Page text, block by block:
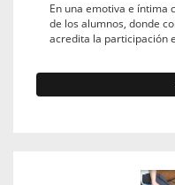
En una emotiva e íntima
de los alumnos, donde
acredita la participación